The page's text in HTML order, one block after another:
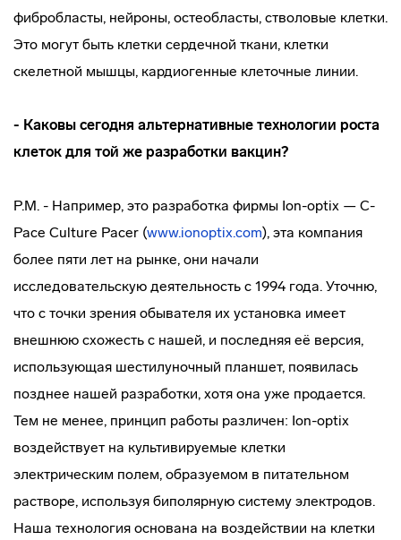
фибробласты, нейроны, остеобласты, стволовые клетки.
Это могут быть клетки сердечной ткани, клетки
скелетной мышцы, кардиогенные клеточные линии.
- Каковы сегодня альтернативные технологии роста
клеток для той же разработки вакцин?
Р.М. - Например, это разработка фирмы Ion-optix — C-
Pace Culture Pacer (www.ionoptix.com), эта компания
более пяти лет на рынке, они начали
исследовательскую деятельность с 1994 года. Уточню,
что с точки зрения обывателя их установка имеет
внешнюю схожесть с нашей, и последняя её версия,
использующая шестилуночный планшет, появилась
позднее нашей разработки, хотя она уже продается.
Тем не менее, принцип работы различен: Ion-optix
воздействует на культивируемые клетки
электрическим полем, образуемом в питательном
растворе, используя биполярную систему электродов.
Наша технология основана на воздействии на клетки